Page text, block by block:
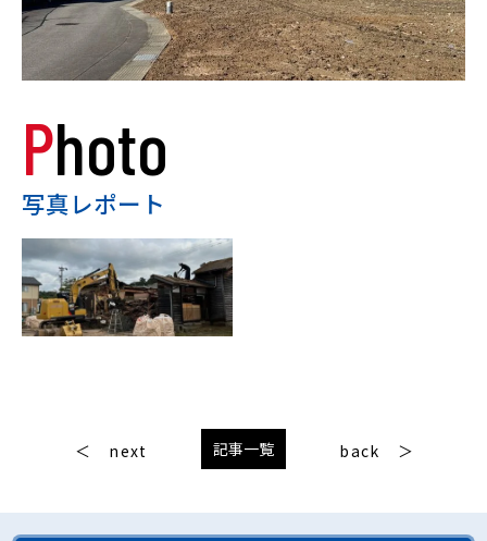
Photo
写真レポート
next 記事一覧 back